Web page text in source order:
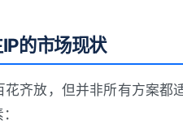
的市场现状
花齐放，但并非所有方案都